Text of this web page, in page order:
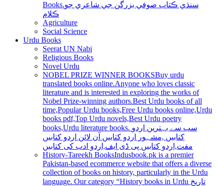
Books.سنڌي ڪتاب صوفي بزرگن جي شاعري جو
ڪلام
Agriculture
Social Science
Urdu Books
Seerat UN Nabi
Religious Books
Novel Urdu
NOBEL PRIZE WINNER BOOKSBuy urdu
translated books online.Anyone who loves classic
literature and is interested in exploring the works of
Nobel Prize-winning authors.Best Urdu books of all
time,Popular Urdu books,Free Urdu books online,Urdu
books pdf,Top Urdu novels,Best Urdu poetry
books,Urdu literature books. سب سے بہترین اردو
کتابیں ,مشہور اردو کتابیں آن لائن اردو کتابیں
مفت,اردو کتابیں پی ڈی ایف,اردو ادب کی کتابیں
History-Tareekh BooksIndusbook.pk is a premier
Pakistan-based ecommerce website that offers a diverse
collection of books on history, particularly in the Urdu
language. Our category “History books in Urdu تاریخ